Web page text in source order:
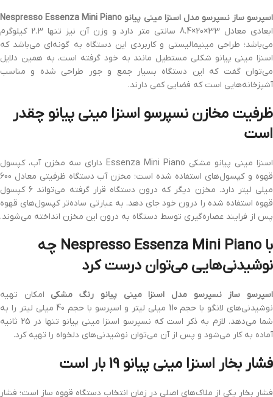
اسپرسو ساز نسپرسو مدل اسنزا مینی پیانو Nespresso Essenza Mini Piano
ابعادی معادل 33×20×8.4 سانتی متر دارد و وزن آن نیز تنها 2.3 کیلوگرم
می‌باشد؛ طراحی مینیمالیستی و کاربردی این دستگاه به گونه‌ای می‌باشد که
اسنزا مینی پیانو شکلی مستطیل مانند به خود گرفته است، به همین دلایل
می‌توان گفت که این دستگاه بسیار جمع و جور طراحی شده و مناسب
آشپزخانه‌هایی است که فضایی کمی دارند.
ظرفیت مخازن نسپرسو اسنزا مینی پیانو چقدر
است
اسنزا مینی پیانو مشکی Essenza Mini Piano دارای سه مخزن آب، کپسول
قهوه و کپسول‌های استفاده شده است؛ مخزن آب دستگاه ظرفیتی معادل 600
میلی لیتر دارد. مخزن دیگر که درون دستگاه قرار گرفته می‌تواند 6 کپسول
قهوه استفاده شده را درون خود جای دهد. به عبارتی ساده‌تر کپسول‌های قهوه
پس از فرایند عصاره‌گیری توسط دستگاه به درون این مخزن انداخته می‌شوند.
با Nespresso Essenza Mini Piano چه
نوشیدنی‌هایی می‌توان درست کرد
اسپرسو ساز نسپرسو مدل اسنزا مینی پیانو رنگ مشکی امکان تهیه
نوشیدنی‌های لانگو با حجم 110 میلی لیتر و اسپرسو با حجم 40 میلی لیتر را به
شما می‌دهد. لازم به ذکر است که نسپرسو اسنزا مینی پیانو تنها در 25 ثانیه
آماده به کار می‌شود و پس از آن می‌توان نوشیدنی‌های دلخواه را تهیه کرد.
فشار بخار اسنزا مینی پیانو 19 بار است
فشار بخار یکی از ملاک‌های اصلی در زمان انتخاب دستگاه قهوه ساز است؛ فشار